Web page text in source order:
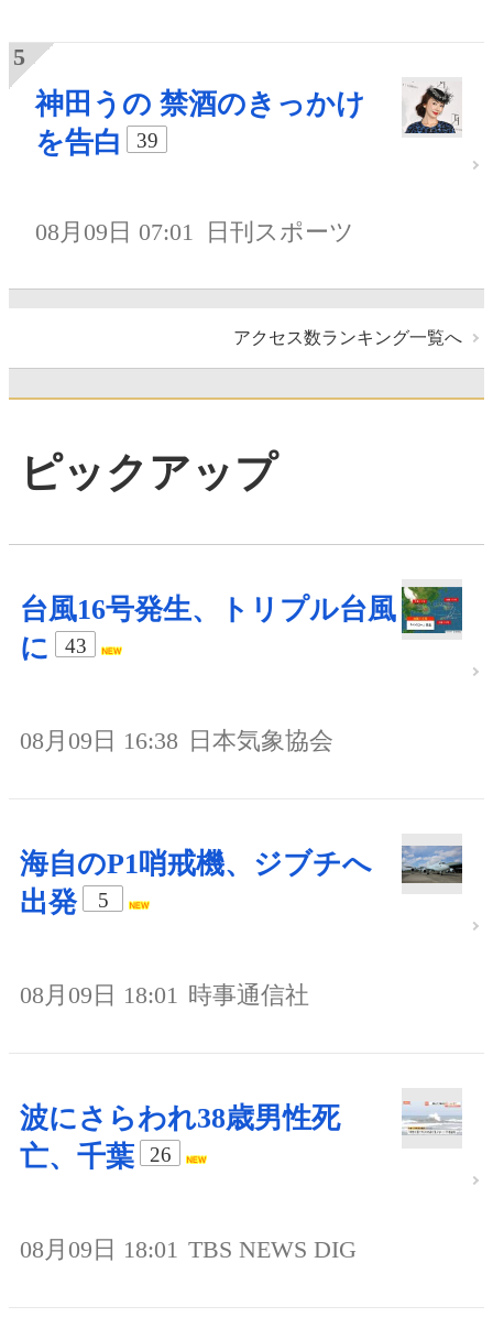
神田うの 禁酒のきっかけ
を告白
39
08月09日 07:01 日刊スポーツ
アクセス数ランキング一覧へ
ピックアップ
台風16号発生、トリプル台風
に
43
08月09日 16:38 日本気象協会
海自のP1哨戒機、ジブチへ
出発
5
08月09日 18:01 時事通信社
波にさらわれ38歳男性死
亡、千葉
26
08月09日 18:01 TBS NEWS DIG